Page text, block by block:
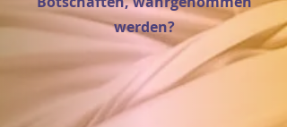
werden?